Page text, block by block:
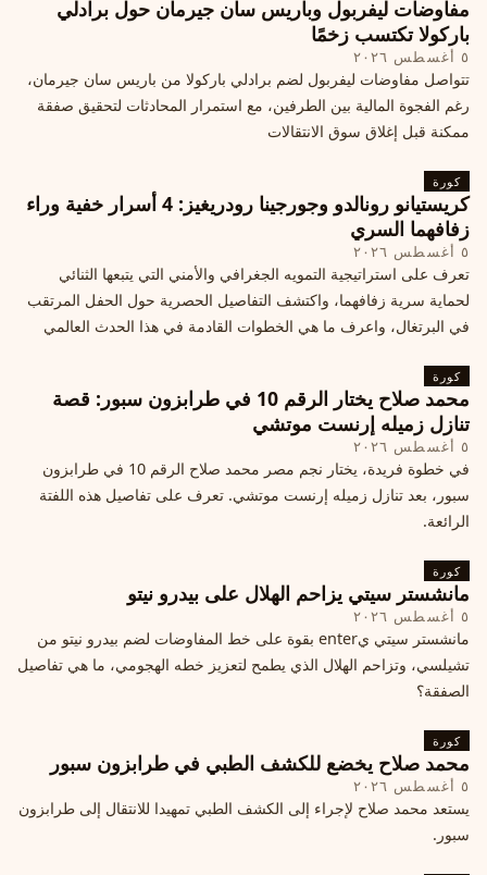
مفاوضات ليفربول وباريس سان جيرمان حول برادلي
باركولا تكتسب زخمًا
٥ أغسطس ٢٠٢٦
تتواصل مفاوضات ليفربول لضم برادلي باركولا من باريس سان جيرمان،
رغم الفجوة المالية بين الطرفين، مع استمرار المحادثات لتحقيق صفقة
ممكنة قبل إغلاق سوق الانتقالات
كورة
كريستيانو رونالدو وجورجينا رودريغيز: 4 أسرار خفية وراء
زفافهما السري
٥ أغسطس ٢٠٢٦
تعرف على استراتيجية التمويه الجغرافي والأمني التي يتبعها الثنائي
لحماية سرية زفافهما، واكتشف التفاصيل الحصرية حول الحفل المرتقب
في البرتغال، واعرف ما هي الخطوات القادمة في هذا الحدث العالمي
كورة
محمد صلاح يختار الرقم 10 في طرابزون سبور: قصة
تنازل زميله إرنست موتشي
٥ أغسطس ٢٠٢٦
في خطوة فريدة، يختار نجم مصر محمد صلاح الرقم 10 في طرابزون
سبور، بعد تنازل زميله إرنست موتشي. تعرف على تفاصيل هذه اللفتة
الرائعة.
كورة
مانشستر سيتي يزاحم الهلال على بيدرو نيتو
٥ أغسطس ٢٠٢٦
مانشستر سيتي يenter بقوة على خط المفاوضات لضم بيدرو نيتو من
تشيلسي، وتزاحم الهلال الذي يطمح لتعزيز خطه الهجومي، ما هي تفاصيل
الصفقة؟
كورة
محمد صلاح يخضع للكشف الطبي في طرابزون سبور
٥ أغسطس ٢٠٢٦
يستعد محمد صلاح لإجراء إلى الكشف الطبي تمهيدا للانتقال إلى طرابزون
سبور.